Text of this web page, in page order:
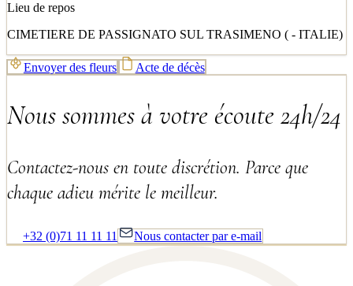
Lieu de repos
CIMETIERE DE PASSIGNATO SUL TRASIMENO ( - ITALIE)
Envoyer des fleurs Acte de décès
Nous sommes à votre écoute 24h/24
Contactez-nous en toute discrétion. Parce que
chaque adieu mérite le meilleur.
+32 (0)71 11 11 11 Nous contacter par e-mail